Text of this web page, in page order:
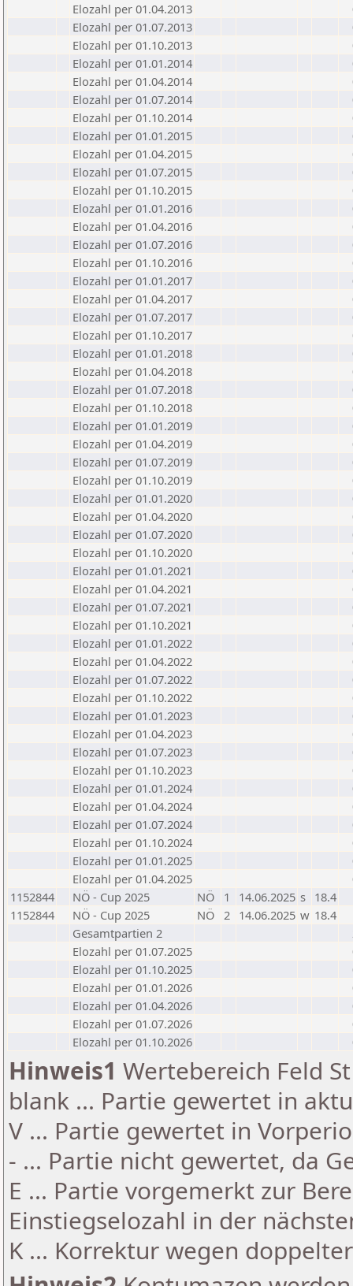
Elozahl per 01.04.2013
Elozahl per 01.07.2013
Elozahl per 01.10.2013
Elozahl per 01.01.2014
Elozahl per 01.04.2014
Elozahl per 01.07.2014
Elozahl per 01.10.2014
Elozahl per 01.01.2015
Elozahl per 01.04.2015
Elozahl per 01.07.2015
Elozahl per 01.10.2015
Elozahl per 01.01.2016
Elozahl per 01.04.2016
Elozahl per 01.07.2016
Elozahl per 01.10.2016
Elozahl per 01.01.2017
Elozahl per 01.04.2017
Elozahl per 01.07.2017
Elozahl per 01.10.2017
Elozahl per 01.01.2018
Elozahl per 01.04.2018
Elozahl per 01.07.2018
Elozahl per 01.10.2018
Elozahl per 01.01.2019
Elozahl per 01.04.2019
Elozahl per 01.07.2019
Elozahl per 01.10.2019
Elozahl per 01.01.2020
Elozahl per 01.04.2020
Elozahl per 01.07.2020
Elozahl per 01.10.2020
Elozahl per 01.01.2021
Elozahl per 01.04.2021
Elozahl per 01.07.2021
Elozahl per 01.10.2021
Elozahl per 01.01.2022
Elozahl per 01.04.2022
Elozahl per 01.07.2022
Elozahl per 01.10.2022
Elozahl per 01.01.2023
Elozahl per 01.04.2023
Elozahl per 01.07.2023
Elozahl per 01.10.2023
Elozahl per 01.01.2024
Elozahl per 01.04.2024
Elozahl per 01.07.2024
Elozahl per 01.10.2024
Elozahl per 01.01.2025
Elozahl per 01.04.2025
1152844
NÖ - Cup 2025 NÖ 1 14.06.2025 s 18.4
1152844
NÖ - Cup 2025 NÖ 2 14.06.2025 w 18.4
Gesamtpartien 2
Elozahl per 01.07.2025
Elozahl per 01.10.2025
Elozahl per 01.01.2026
Elozahl per 01.04.2026
Elozahl per 01.07.2026
Elozahl per 01.10.2026
Hinweis1 Wertebereich Feld
blank ... Partie gewertet in
V ... Partie gewertet in
- ... Partie nicht gewertet, da
E ... Partie vorgemerkt zur
Einstiegselozahl in der
K ... Korrektur wegen